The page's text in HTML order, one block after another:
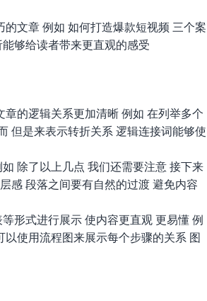
文章 例如 如何打造爆款短视频 三个案
够给读者带来更直观的感受
的逻辑关系更加清晰 例如 在列举多个
但是来表示转折关系 逻辑连接词能够使
除了以上几点 我们还需要注意 接下来
感 段落之间要有自然的过渡 避免内容
形式进行展示 使内容更直观 更易懂 例
使用流程图来展示每个步骤的关系 图